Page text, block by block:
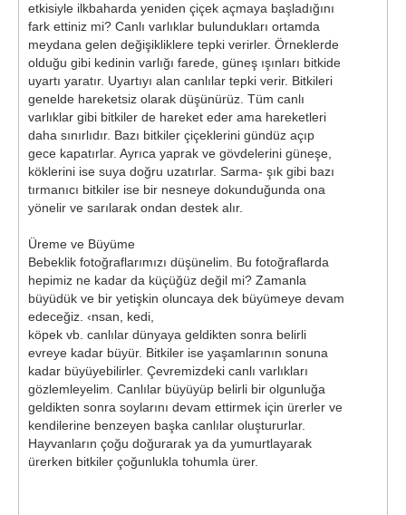
etkisiyle ilkbaharda yeniden çiçek açmaya başladığını
fark ettiniz mi? Canlı varlıklar bulundukları ortamda
meydana gelen değişikliklere tepki verirler. Örneklerde
olduğu gibi kedinin varlığı farede, güneş ışınları bitkide
uyartı yaratır. Uyartıyı alan canlılar tepki verir. Bitkileri
genelde hareketsiz olarak düşünürüz. Tüm canlı
varlıklar gibi bitkiler de hareket eder ama hareketleri
daha sınırlıdır. Bazı bitkiler çiçeklerini gündüz açıp
gece kapatırlar. Ayrıca yaprak ve gövdelerini güneşe,
köklerini ise suya doğru uzatırlar. Sarma- şık gibi bazı
tırmanıcı bitkiler ise bir nesneye dokunduğunda ona
yönelir ve sarılarak ondan destek alır.
Üreme ve Büyüme
Bebeklik fotoğraflarımızı düşünelim. Bu fotoğraflarda
hepimiz ne kadar da küçüğüz değil mi? Zamanla
büyüdük ve bir yetişkin oluncaya dek büyümeye devam
edeceğiz. ‹nsan, kedi,
köpek vb. canlılar dünyaya geldikten sonra belirli
evreye kadar büyür. Bitkiler ise yaşamlarının sonuna
kadar büyüyebilirler. Çevremizdeki canlı varlıkları
gözlemleyelim. Canlılar büyüyüp belirli bir olgunluğa
geldikten sonra soylarını devam ettirmek için ürerler ve
kendilerine benzeyen başka canlılar oluştururlar.
Hayvanların çoğu doğurarak ya da yumurtlayarak
ürerken bitkiler çoğunlukla tohumla ürer.